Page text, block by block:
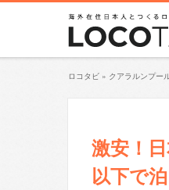
ロコタビ » クアラルンプー
激安！
以下で